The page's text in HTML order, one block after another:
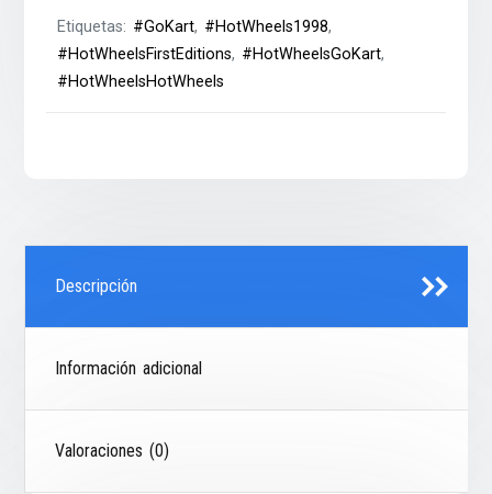
Etiquetas: #GoKart, #HotWheels1998,
#HotWheelsFirstEditions, #HotWheelsGoKart,
#HotWheelsHotWheels
Descripción
Información adicional
Valoraciones (0)